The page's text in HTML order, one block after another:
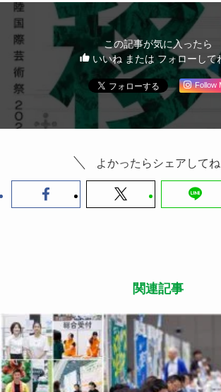
この記事が気に入ったら
いいね または フォローして
Follow
よかったらシェアしてね
関連記事